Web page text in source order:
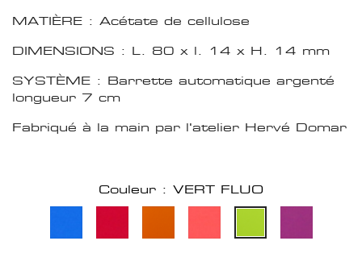
MATIÈRE : Acétate de cellulose
DIMENSIONS : L. 80 x l. 14 x H. 14 mm
SYSTÈME : Barrette automatique argenté
longueur 7 cm
Fabriqué à la main par l'atelier Hervé Domar
Couleur : VERT FLUO